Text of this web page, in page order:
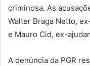
criminosa. As
Walter Braga Netto,
e Mauro Cid, ex-
A denúncia da PGR